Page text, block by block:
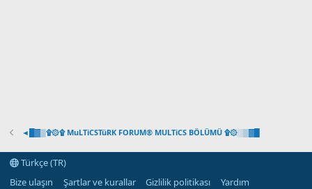
◄█▓▒۩۞۩ MuLTiCSTüRK FORUM® MULTiCS BÖLÜMÜ ۩۞░▒▓█
Türkçe (TR)
Bize ulaşın
Şartlar ve kurallar Gizlilik politikası
Yardım